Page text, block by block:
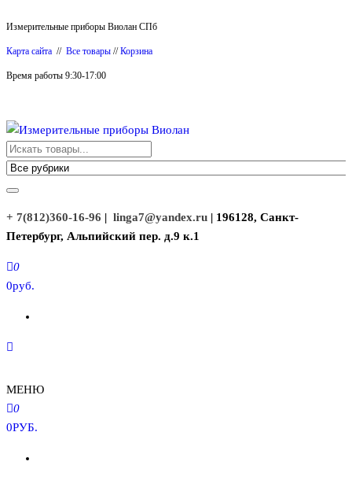
к
содержимому
Измерительные приборы Виолан СПб
Карта сайта // Все товары //Корзина
Время работы 9:30-17:00
Измерительные приборы Виолан
+ 7(812)360-16-96 | linga7@yandex.ru | 196128, Санкт-
Петербург, Альпийский пер. д.9 к.1
0
0руб.
МЕНЮ
0
0РУБ.